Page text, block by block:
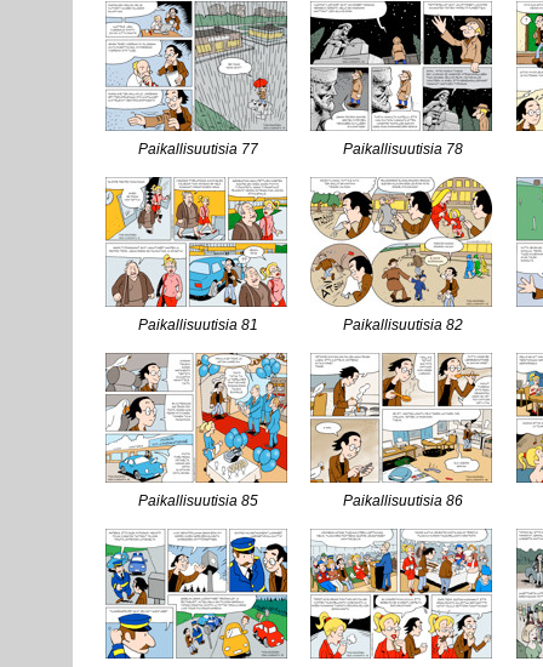
Paikallisuutisia 77 Paikallisuutisia 78
Paikallisuutisia 81 Paikallisuutisia 82
Paikallisuutisia 85 Paikallisuutisia 86